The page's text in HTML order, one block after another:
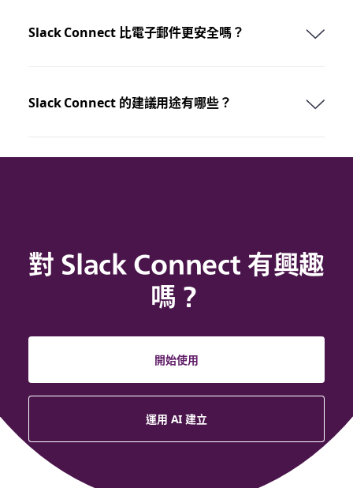
Slack Connect 比電子郵件更安全嗎？
Slack Connect 的建議用途有哪些？
對 Slack Connect 有興趣
嗎？
開始使用
運用 AI 建立